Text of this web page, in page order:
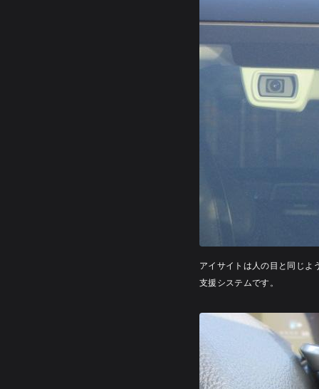
アイサイトは人の目と同じよ
支援システムです。